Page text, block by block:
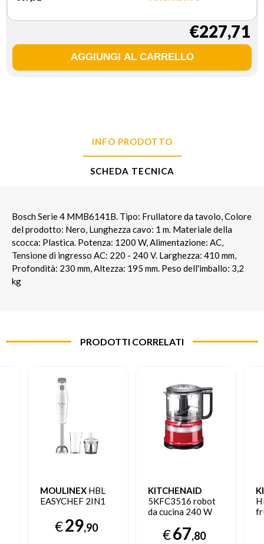
€227,71
INFO PRODOTTO
SCHEDA TECNICA
Bosch Serie 4 MMB6141B. Tipo: Frullatore da tavolo, Colore
del prodotto: Nero, Lunghezza cavo: 1 m. Materiale della
scocca: Plastica. Potenza: 1200 W, Alimentazione: AC,
Tensione di ingresso AC: 220 - 240 V. Larghezza: 410 mm,
Profondità: 230 mm, Altezza: 195 mm. Peso dell'imballo: 3,2
kg
PRODOTTI CORRELATI
MOULINEX HBL
EASYCHEF 2IN1
€29,90
KITCHENAID
5KFC3516 robot
da cucina 240 W
€67,80